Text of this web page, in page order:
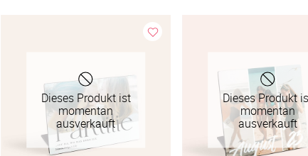
Dieses Produkt ist
momentan
ausverkauft
Dieses Produkt
momentan
ausverkauft